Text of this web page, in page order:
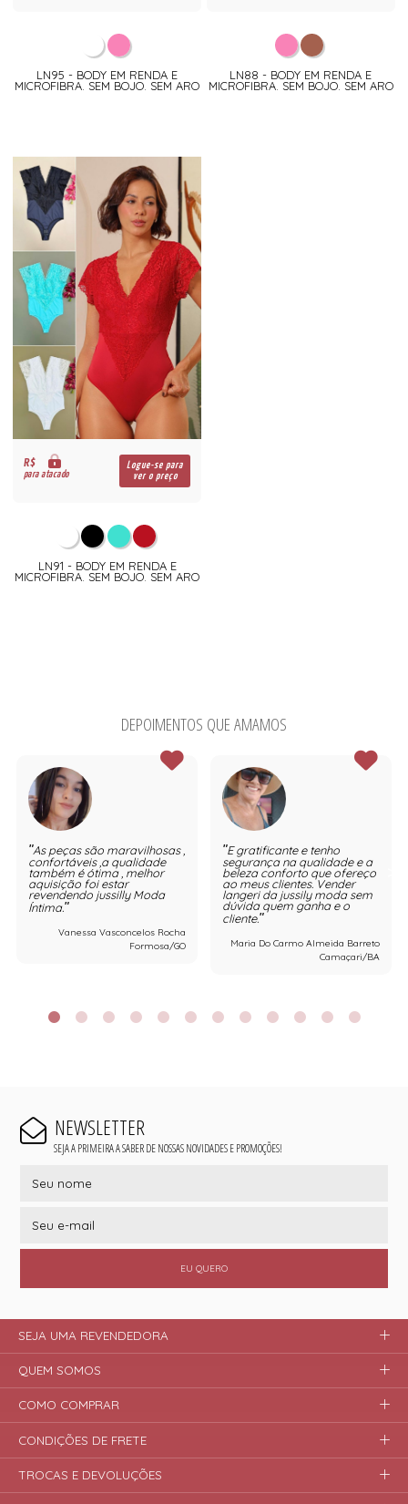
LN95 - BODY EM RENDA E
MICROFIBRA. SEM BOJO. SEM ARO
LN88 - BODY EM RENDA E
MICROFIBRA. SEM BOJO. SEM ARO
R$
para atacado
Logue-se para
ver o preço
LN91 - BODY EM RENDA E
MICROFIBRA. SEM BOJO. SEM ARO
DEPOIMENTOS QUE AMAMOS
As peças são maravilhosas ,
confortáveis ,a qualidade
também é ótima , melhor
aquisição foi estar
revendendo jussilly Moda
Íntima.
Vanessa Vasconcelos Rocha
Formosa/GO
E gratificante e tenho
segurança na qualidade e a
beleza conforto que ofereço
ao meus clientes. Vender
langeri da jussily moda sem
dúvida quem ganha e o
cliente.
Maria Do Carmo Almeida Barreto
Camaçari/BA
NEWSLETTER
SEJA A PRIMEIRA A SABER DE NOSSAS NOVIDADES E PROMOÇÕES!
EU QUERO
SEJA UMA REVENDEDORA
QUEM SOMOS
COMO COMPRAR
CONDIÇÕES DE FRETE
TROCAS E DEVOLUÇÕES